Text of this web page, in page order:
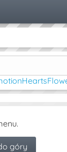
Hearts
góry